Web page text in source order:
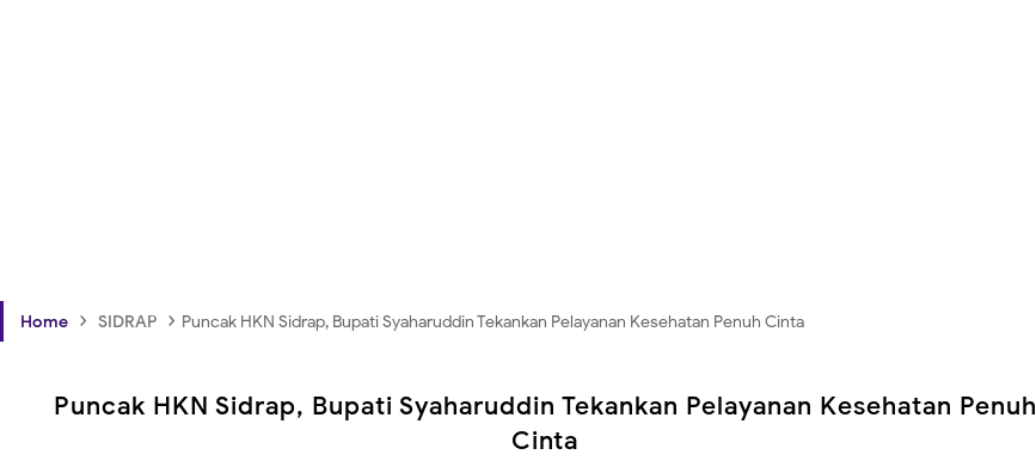
Home › SIDRAP › Puncak HKN Sidrap, Bupati Syaharuddin Tekankan Pelayanan Kesehatan Penuh Cinta
Puncak HKN Sidrap, Bupati Syaharuddin Tekankan Pelayanan Kesehatan Penuh
Cinta